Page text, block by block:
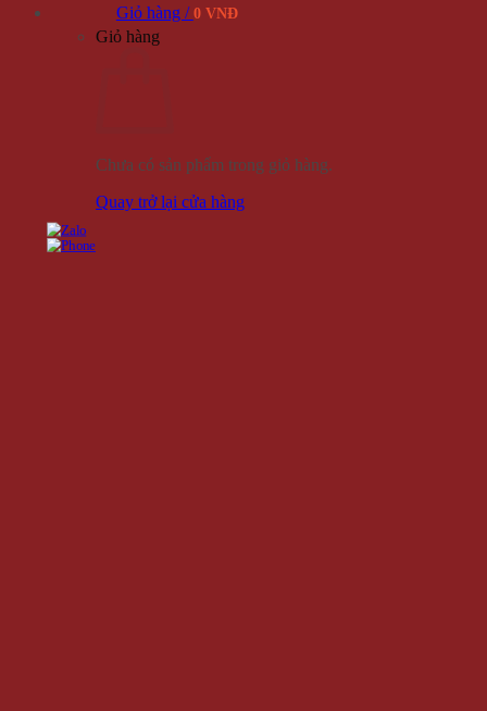
Giỏ hàng / 0 VNĐ
Giỏ hàng
Chưa có sản phẩm trong giỏ hàng.
Quay trở lại cửa hàng